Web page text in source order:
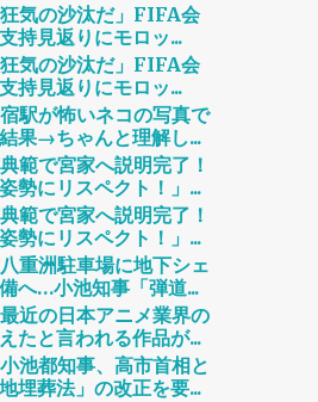
気の沙汰だ」FIFA会
持見返りにモロッ...
気の沙汰だ」FIFA会
持見返りにモロッ...
駅が怖いネコの写真で
果→ちゃんと理解し...
範で宮家へ説明完了！
勢にリスペクト！」...
範で宮家へ説明完了！
勢にリスペクト！」...
重洲駐車場に地下シェ
へ…小池知事「弾道...
近の日本アニメ業界の
たと言われる作品が...
小池都知事、高市首相と
埋葬法」の改正を要...